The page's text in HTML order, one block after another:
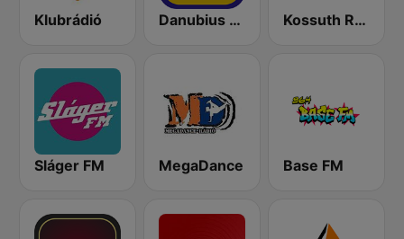
Klubrádió Danubius Rádió Kossuth Rádió
Sláger FM MegaDance Base FM